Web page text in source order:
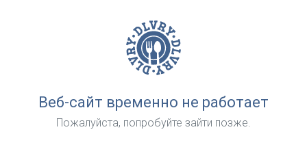
Веб-сайт временно не работает
Пожалуйста, попробуйте зайти позже.